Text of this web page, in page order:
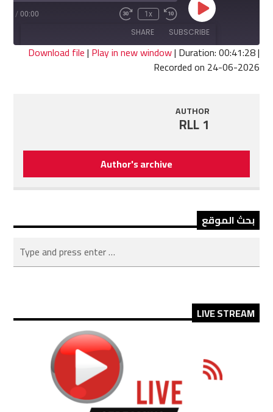
Play
Episode
Rewind
10
Seconds
1x
Fast
seconds
00:00
/
SUBSCRIBE
SHARE
SHARE
Download file| Play in new window| Duration: 00:41:28|
Recorded on 24-06-2026
AUTHOR
RLL 1
Author's archive
بحث الموقع
LIVE STREAM